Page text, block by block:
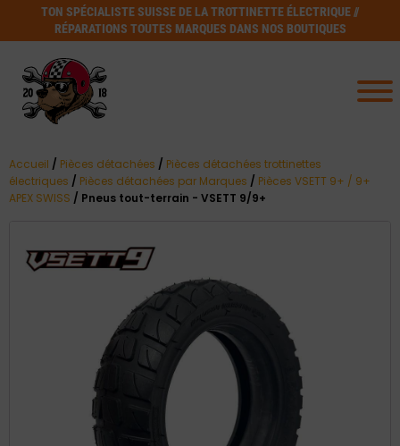
TON SPÉCIALISTE SUISSE DE LA TROTTINETTE ÉLECTRIQUE //
RÉPARATIONS TOUTES MARQUES DANS NOS BOUTIQUES
Accueil / Pièces détachées / Pièces détachées trottinettes
électriques / Pièces détachées par Marques / Pièces VSETT 9+ / 9+
APEX SWISS / Pneus tout-terrain - VSETT 9/9+